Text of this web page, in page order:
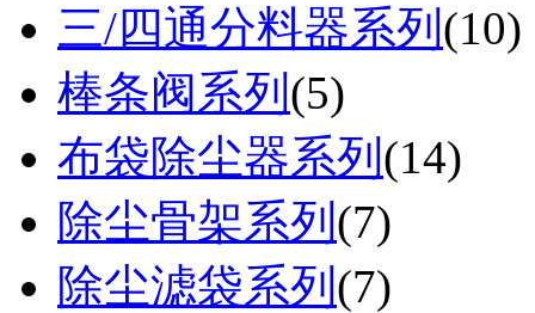
三/四通分料器系列 (10)
棒条阀系列 (5)
布袋除尘器系列 (14)
除尘骨架系列 (7)
除尘滤袋系列 (7)